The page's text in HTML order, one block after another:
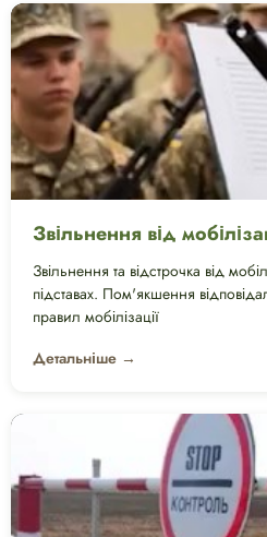
Звільнення від
Звільнення та відстрочка від
підставах. Пом'якшення
правил мобілізації
Детальніше →